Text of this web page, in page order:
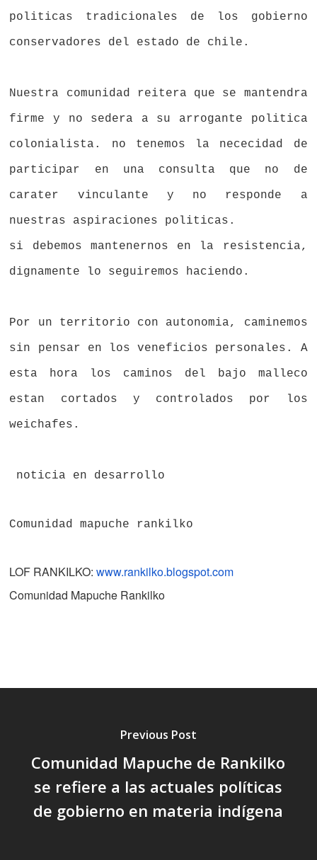
politicas tradicionales de los gobierno
conservadores del estado de chile.
Nuestra comunidad reitera que se mantendra
firme y no sedera a su arrogante politica
colonialista. no tenemos la nececidad de
participar en una consulta que no de
carater vinculante y no responde a
nuestras aspiraciones politicas.
si debemos mantenernos en la resistencia,
dignamente lo seguiremos haciendo.
Por un territorio con autonomia, caminemos
sin pensar en los veneficios personales. A
esta hora los caminos del bajo malleco
estan cortados y controlados por los
weichafes.
noticia en desarrollo
Comunidad mapuche rankilko
LOF RANKILKO:www.rankilko.blogspot.com
Comunidad Mapuche Rankilko
Previous Post
Comunidad Mapuche de Rankilko
se refiere a las actuales políticas
de gobierno en materia indígena